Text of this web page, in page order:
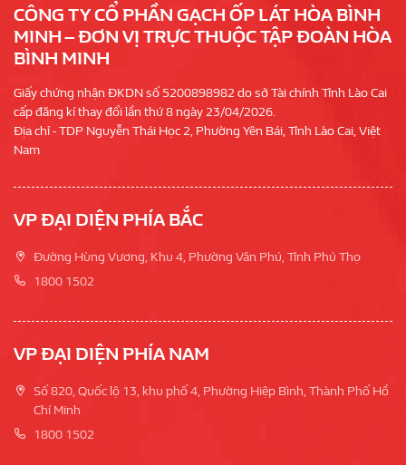
CÔNG TY CỔ PHẦN GẠCH ỐP LÁT HÒA BÌNH
MINH – ĐƠN VỊ TRỰC THUỘC TẬP ĐOÀN HÒA
BÌNH MINH
Giấy chứng nhận ĐKDN số 5200898982 do sở Tài chính Tỉnh Lào Cai
cấp đăng kí thay đổi lần thứ 8 ngày 23/04/2026.
Địa chỉ - TDP Nguyễn Thái Học 2, Phường Yên Bái, Tỉnh Lào Cai, Việt
Nam
VP ĐẠI DIỆN PHÍA BẮC
Đường Hùng Vương, Khu 4, Phường Vân Phú, Tỉnh Phú Thọ
1800 1502
VP ĐẠI DIỆN PHÍA NAM
Số 820, Quốc lộ 13, khu phố 4, Phường Hiệp Bình, Thành Phố Hồ
Chí Minh
1800 1502